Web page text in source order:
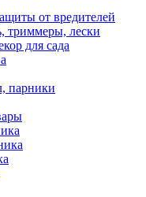
от вредителей
триммеры, лески
для сада
парники